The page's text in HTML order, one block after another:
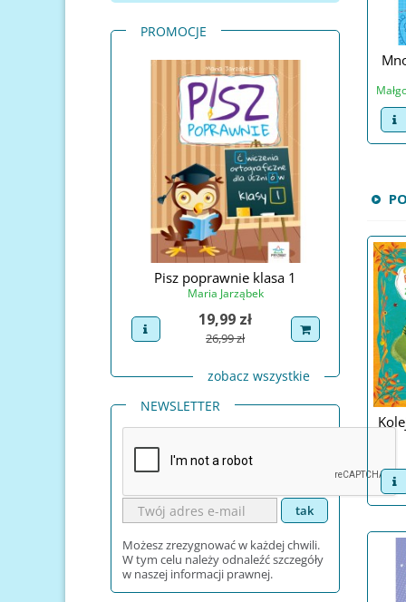
PROMOCJE
dodaj do koszyka
Pisz poprawnie klasa 1
Maria Jarząbek
view product
Cena
19,99 zł
Cena podstawowa
26,99 zł
dodaj do koszyka
Pisz
view
zobacz wszystkie
NEWSLETTER
Możesz zrezygnować w każdej chwili.
W tym celu należy odnaleźć szczegóły
w naszej informacji prawnej.